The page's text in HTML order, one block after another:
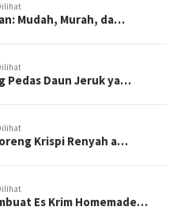
Mudah, Murah, da…
Pedas Daun Jeruk ya…
Krispi Renyah a…
Es Krim Homemade…